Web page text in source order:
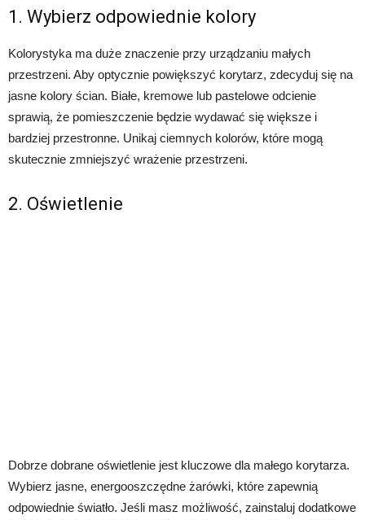
1. Wybierz odpowiednie kolory
Kolorystyka ma duże znaczenie przy urządzaniu małych
przestrzeni. Aby optycznie powiększyć korytarz, zdecyduj się na
jasne kolory ścian. Białe, kremowe lub pastelowe odcienie
sprawią, że pomieszczenie będzie wydawać się większe i
bardziej przestronne. Unikaj ciemnych kolorów, które mogą
skutecznie zmniejszyć wrażenie przestrzeni.
2. Oświetlenie
Dobrze dobrane oświetlenie jest kluczowe dla małego korytarza.
Wybierz jasne, energooszczędne żarówki, które zapewnią
odpowiednie światło. Jeśli masz możliwość, zainstaluj dodatkowe